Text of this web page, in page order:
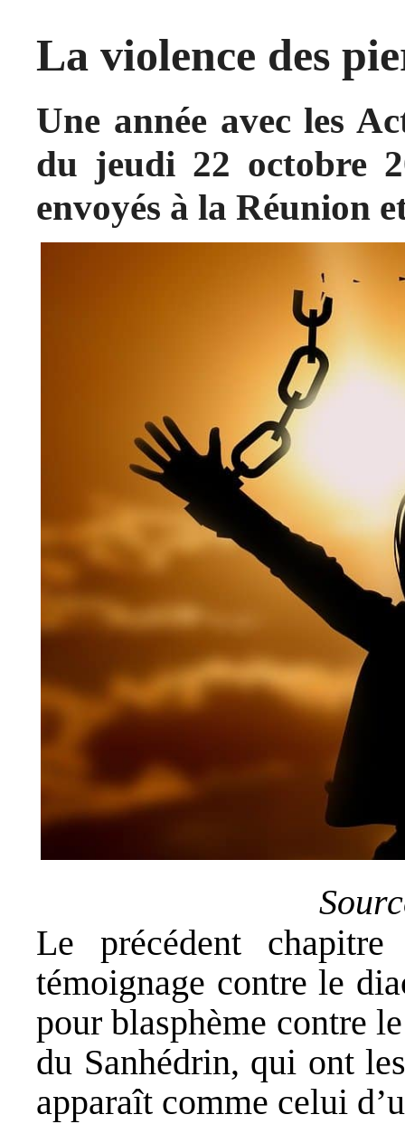
La violence des
Une année avec les
du jeudi 22 octobre
envoyés à la Réunion
Le précédent
témoignage contre le
pour blasphème contre
du Sanhédrin, qui ont
apparaît comme celui